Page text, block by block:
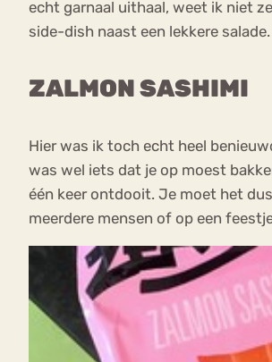
echt garnaal uithaal, weet ik niet
side-dish naast een lekkere
ZALMON SASHIMI
Hier was ik toch echt heel
was wel iets dat je op moest
één keer ontdooit. Je moet het
meerdere mensen of op een